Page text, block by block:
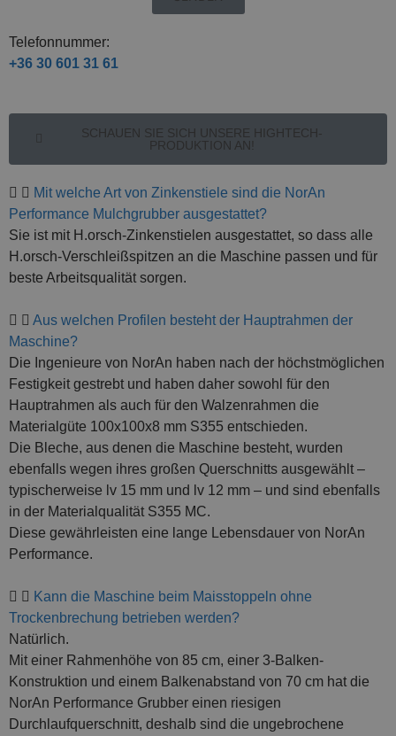
Telefonnummer:
+36 30 601 31 61
SCHAUEN SIE SICH UNSERE HIGHTECH-
PRODUKTION AN!
Mit welche Art von Zinkenstiele sind die NorAn
Performance Mulchgrubber ausgestattet?
Sie ist mit H.orsch-Zinkenstielen ausgestattet, so dass alle
H.orsch-Verschleißspitzen an die Maschine passen und für
beste Arbeitsqualität sorgen.
Aus welchen Profilen besteht der Hauptrahmen der
Maschine?
Die Ingenieure von NorAn haben nach der höchstmöglichen
Festigkeit gestrebt und haben daher sowohl für den
Hauptrahmen als auch für den Walzenrahmen die
Materialgüte 100x100x8 mm S355 entschieden.
Die Bleche, aus denen die Maschine besteht, wurden
ebenfalls wegen ihres großen Querschnitts ausgewählt –
typischerweise lv 15 mm und lv 12 mm – und sind ebenfalls
in der Materialqualität S355 MC.
Diese gewährleisten eine lange Lebensdauer von NorAn
Performance.
Kann die Maschine beim Maisstoppeln ohne
Trockenbrechung betrieben werden?
Natürlich.
Mit einer Rahmenhöhe von 85 cm, einer 3-Balken-
Konstruktion und einem Balkenabstand von 70 cm hat die
NorAn Performance Grubber einen riesigen
Durchlaufquerschnitt, deshalb sind die ungebrochene